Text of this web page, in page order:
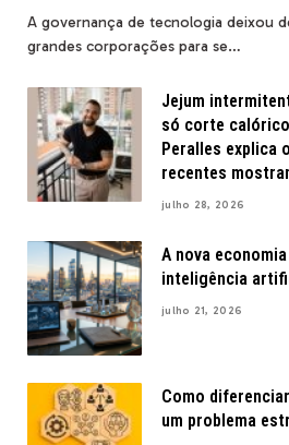
A governança de tecnologia deixou
grandes corporações para se…
Jejum
só corte
Peralles explica
recentes
julho 28, 2026
A nova
inteligência
julho 21, 2026
Como
um problema